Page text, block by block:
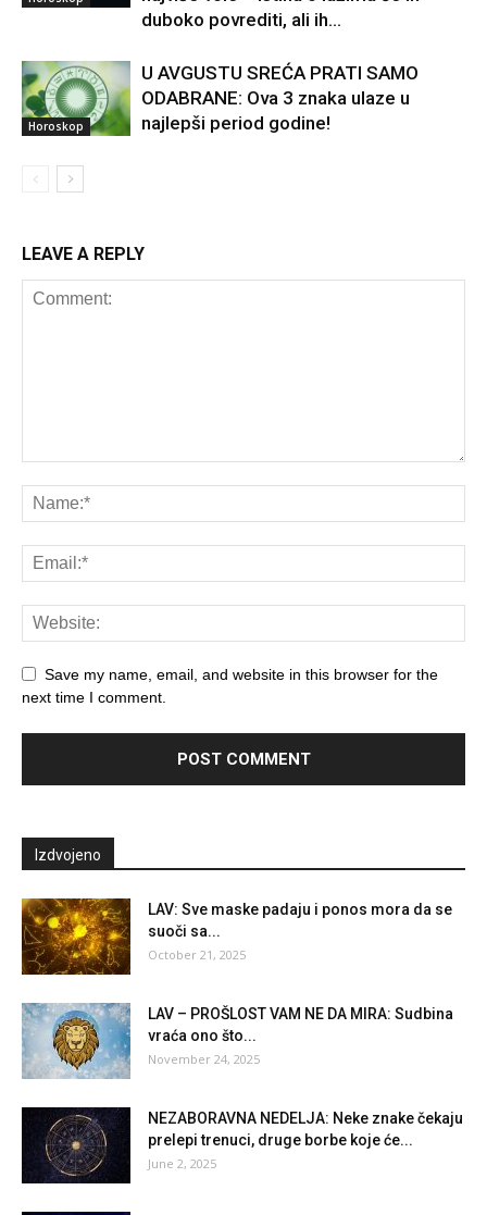
duboko povrediti, ali ih...
Horoskop
U AVGUSTU SREĆA PRATI SAMO
ODABRANE: Ova 3 znaka ulaze u
najlepši period godine!
LEAVE A REPLY
Save my name, email, and website in this browser for the
next time I comment.
Izdvojeno
LAV: Sve maske padaju i ponos mora da se
suoči sa...
October 21, 2025
LAV – PROŠLOST VAM NE DA MIRA: Sudbina
vraća ono što...
November 24, 2025
NEZABORAVNA NEDELJA: Neke znake čekaju
prelepi trenuci, druge borbe koje će...
June 2, 2025